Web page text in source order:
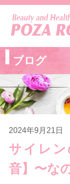
ブログ
2024年9月21日
サイレン
音】〜な